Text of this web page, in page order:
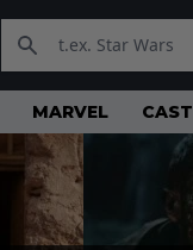
MARVEL